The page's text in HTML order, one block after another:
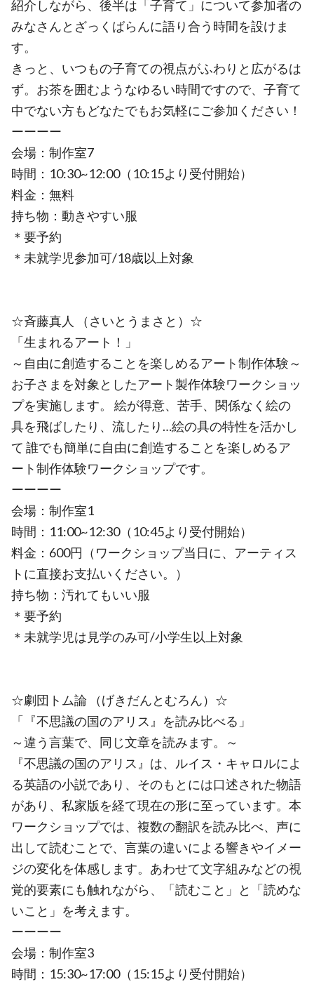
紹介しながら、後半は「⼦育て」について参加者の
みなさんとざっくばらんに語り合う時間を設けま
す。
きっと、いつもの⼦育ての視点がふわりと広がるは
ず。お茶を囲むようなゆるい時間ですので、⼦育て
中でない⽅もどなたでもお気軽にご参加ください！
ーーーー
会場：制作室7
時間：10:30~12:00（10:15より受付開始）
料金：無料
持ち物：動きやすい服
＊要予約
＊未就学児参加可/18歳以上対象
☆斉藤真人 （さいとうまさと）☆
「生まれるアート！」
～自由に創造することを楽しめるアート制作体験～
お子さまを対象としたアート製作体験ワークショッ
プを実施します。 絵が得意、苦手、関係なく絵の
具を飛ばしたり、流したり…絵の具の特性を活かし
て 誰でも簡単に自由に創造することを楽しめるア
ート制作体験ワークショップです。
ーーーー
会場：制作室1
時間：11:00~12:30（10:45より受付開始）
料金：600円（ワークショップ当日に、アーティス
トに直接お支払いください。）
持ち物：汚れてもいい服
＊要予約
＊未就学児は見学のみ可/小学生以上対象
☆劇団トム論 （げきだんとむろん）☆
「『不思議の国のアリス』を読み比べる」
～違う言葉で、同じ文章を読みます。～
『不思議の国のアリス』は、ルイス・キャロルによ
る英語の小説であり、そのもとには口述された物語
があり、私家版を経て現在の形に至っています。本
ワークショップでは、複数の翻訳を読み比べ、声に
出して読むことで、言葉の違いによる響きやイメー
ジの変化を体感します。あわせて文字組みなどの視
覚的要素にも触れながら、「読むこと」と「読めな
いこと」を考えます。
ーーーー
会場：制作室3
時間：15:30~17:00（15:15より受付開始）